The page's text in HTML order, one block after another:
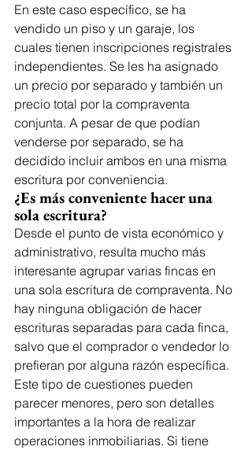
En este caso específico, se ha
vendido un piso y un garaje, los
cuales tienen inscripciones registrales
independientes. Se les ha asignado
un precio por separado y también un
precio total por la compraventa
conjunta. A pesar de que podían
venderse por separado, se ha
decidido incluir ambos en una misma
escritura por conveniencia.
¿Es más conveniente hacer una
sola escritura?
Desde el punto de vista económico y
administrativo, resulta mucho más
interesante agrupar varias fincas en
una sola escritura de compraventa. No
hay ninguna obligación de hacer
escrituras separadas para cada finca,
salvo que el comprador o vendedor lo
prefieran por alguna razón específica.
Este tipo de cuestiones pueden
parecer menores, pero son detalles
importantes a la hora de realizar
operaciones inmobiliarias. Si tiene